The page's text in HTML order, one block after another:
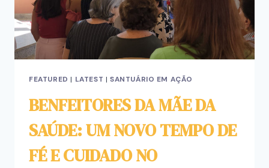
FEATURED | LATEST | SANTUÁRIO EM AÇÃO
BENFEITORES DA MÃE DA
SAÚDE: UM NOVO TEMPO DE
FÉ E CUIDADO NO